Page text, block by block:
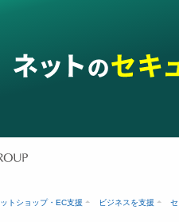
トショップ・EC支援 ビジネスを支援